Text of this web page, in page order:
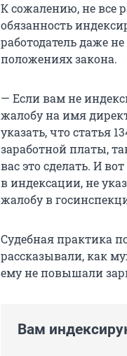
К сожалению, не все
обязанность
работодатель даже
положениях закона.
— Если вам не
жалобу на имя
указать, что статья
заработной платы,
вас это сделать. И
в индексации, не
жалобу в
Судебная практика
рассказывали, как
ему не повышали
Вам